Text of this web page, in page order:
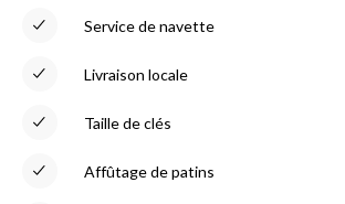
Service de navette
Livraison locale
Taille de clés
Affûtage de patins